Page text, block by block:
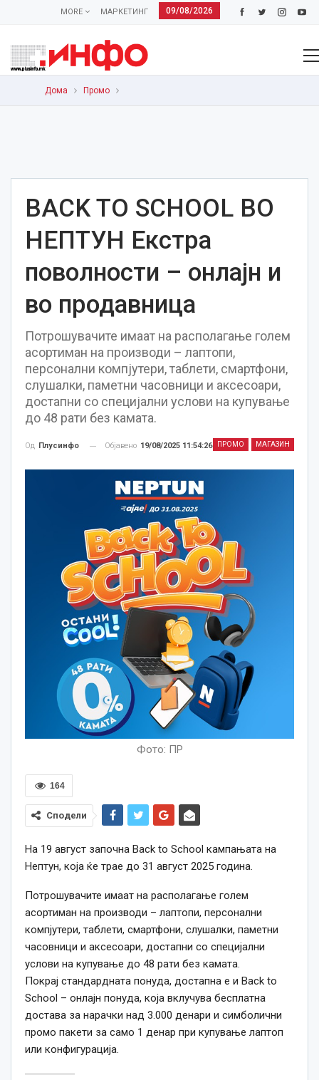
09/08/2026
МАРКЕТИНГ
MORE
Дома Промо
BACK TO SCHOOL ВО
НЕПТУН Екстра
поволности – онлајн и
во продавницa
Потрошувачите имаат на располагање голем
асортиман на производи – лаптопи,
персонални компјутери, таблети, смартфони,
слушалки, паметни часовници и аксесоари,
достапни со специјални услови на купување
до 48 рати без камата.
ПРОМО МАГАЗИН
Од Плусинфо Објавено 19/08/2025 11:54:26
Фото: ПР
164
Сподели
На 19 август започна Back to School кампањата на
Нептун, која ќе трае до 31 август 2025 година.
Потрошувачите имаат на располагање голем
асортиман на производи – лаптопи, персонални
компјутери, таблети, смартфони, слушалки, паметни
часовници и аксесоари, достапни со специјални
услови на купување до 48 рати без камата.
Покрај стандардната понуда, достапна е и Back to
School – онлајн понуда, која вклучува бесплатна
достава за нарачки над 3.000 денари и симболични
промо пакети за само 1 денар при купување лаптоп
или конфигурација.